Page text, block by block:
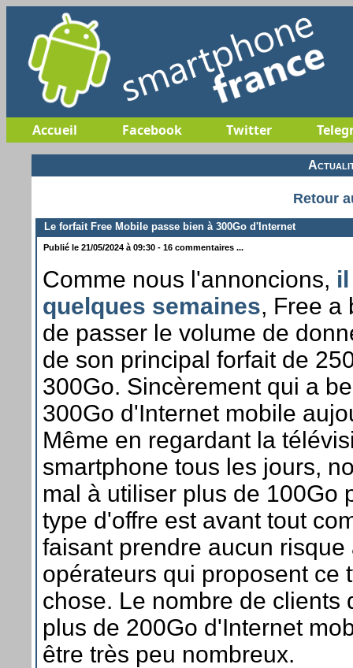
Accueil Facebook Twitter
Retour
Le forfait Free Mobile passe bien à 300Go d'Internet
Publié le 21/05/2024 à 09:30 - 16 commentaires ...
Comme nous l'annoncions,
quelques semaines, Free a
de passer le volume de
de son principal forfait de
300Go. Sincèrement qui a
300Go d'Internet mobile
Même en regardant la
smartphone tous les jours,
mal à utiliser plus de 100Go
type d'offre est avant tout
faisant prendre aucun risque
opérateurs qui proposent ce
chose. Le nombre de clients
plus de 200Go d'Internet
être très peu nombreux.